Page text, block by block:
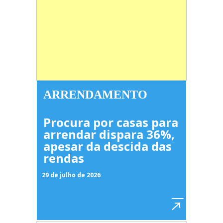
ARRENDAMENTO
Procura por casas para
arrendar dispara 36%,
apesar da descida das
rendas
29 de julho de 2026